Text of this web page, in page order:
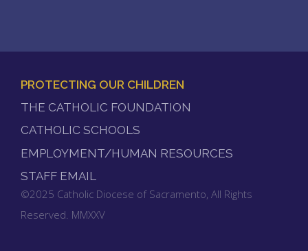
MENU
PROTECTING OUR CHILDREN
THE CATHOLIC FOUNDATION
CATHOLIC SCHOOLS
EMPLOYMENT/HUMAN RESOURCES
STAFF EMAIL
©2025 Catholic Diocese of Sacramento, All Rights
Reserved. MMXXV